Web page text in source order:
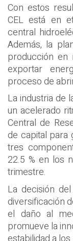
Con estos
CEL está en
central
Además, la
producción en
exportar
proceso de
La industria de
un acelerado
Central de
de capital para
tres
22.5 % en los
trimestre.
La decisión
diversificación
el daño al
promueve la